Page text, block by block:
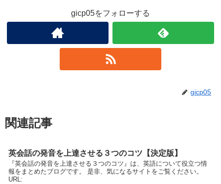
gicp05をフォローする
gicp05
関連記事
英会話の発音を上達させる３つのコツ【決定版】
『英会話の発音を上達させる３つのコツ』は、英語について役立つ情
報をまとめたブログです。 是非、気になるサイトをご覧ください。
URL: